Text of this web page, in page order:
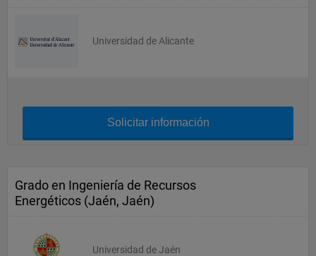
Universidad de Alicante
Solicitar información
Grado en Ingeniería de Recursos
Energéticos (Jaén, Jaén)
Universidad de Jaén